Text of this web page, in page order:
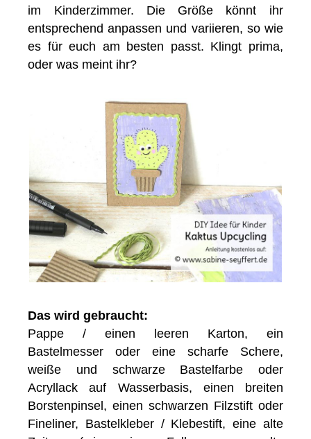
im Kinderzimmer. Die Größe könnt ihr
entsprechend anpassen und variieren, so wie
es für euch am besten passt. Klingt prima,
oder was meint ihr?
Das wird gebraucht:
Pappe / einen leeren Karton, ein
Bastelmesser oder eine scharfe Schere,
weiße und schwarze Bastelfarbe oder
Acryllack auf Wasserbasis, einen breiten
Borstenpinsel, einen schwarzen Filzstift oder
Fineliner, Bastelkleber / Klebestift, eine alte